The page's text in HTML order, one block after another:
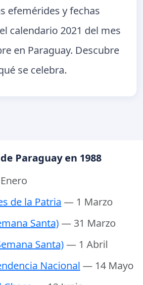
efemérides y fechas
calendario 2021 del mes
en Paraguay. Descubre
se celebra.
Paraguay en 1988
de la Patria — 1 Marzo
Santa)— 31 Marzo
Santa)— 1 Abril
Nacional — 14 Mayo